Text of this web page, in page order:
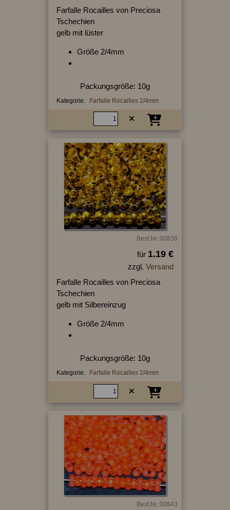
Farfalle Rocailles von Preciosa
Tschechien
gelb mit lüster
Größe 2/4mm
Packungsgröße: 10g
Kategorie: Farfalle Rocailles 2/4mm
Best.Nr.:00838
für 1.19 €
zzgl. Versand
Farfalle Rocailles von Preciosa
Tschechien
gelb mit Silbereinzug
Größe 2/4mm
Packungsgröße: 10g
Kategorie: Farfalle Rocailles 2/4mm
Best.Nr.:00843